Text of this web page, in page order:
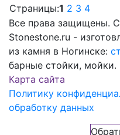
Страницы:1 2 3 4
Все права защищены.
Stonestone.ru -
из камня в Ногинске:
барные стойки, мойки.
Карта сайта
Политику
обработку данных